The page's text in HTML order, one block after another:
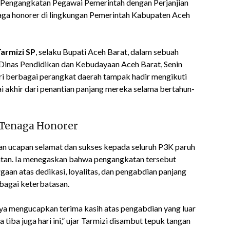
Pegawai Pemerintah dengan Perjanjian
honorer di lingkungan Pemerintah Kabupaten Aceh
SP, selaku Bupati Aceh Barat, dalam sebuah
Pendidikan dan Kebudayaan Aceh Barat, Senin
berbagai perangkat daerah tampak hadir mengikuti
akhir dari penantian panjang mereka selama bertahun-
Honorer
selamat dan sukses kepada seluruh P3K paruh
Ia menegaskan bahwa pengangkatan tersebut
atas dedikasi, loyalitas, dan pengabdian panjang
keterbatasan.
mengucapkan terima kasih atas pengabdian yang luar
tiba juga hari ini,” ujar Tarmizi disambut tepuk tangan